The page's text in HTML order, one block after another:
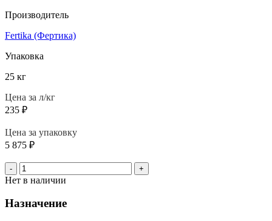
Производитель
Fertika (Фертика)
Упаковка
25 кг
Цена за л/кг
235 ₽
Цена за упаковку
5 875 ₽
- +
Нет в наличии
Назначение